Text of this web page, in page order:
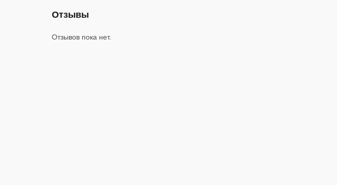
Отзывы
Отзывов пока нет.